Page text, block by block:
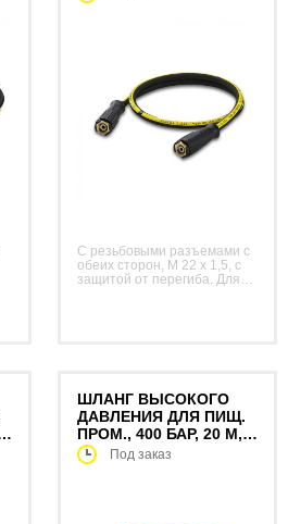
ЭЛЕМЕНТАМИ
С резьбовыми разъемами с
обеих сторон, M 22 x 1,5, с
защитой от перегиба. Для
ШЛАНГ ВЫСОКОГО
ДАВЛЕНИЯ ДЛЯ ПИЩ.
ПРОМ., 400 БАР, 20 М,
НД 8, С
ВРАЩАЮЩЕЙСЯ
Под заказ